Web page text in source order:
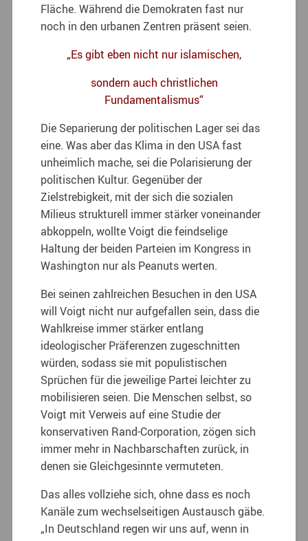
Fläche. Während die Demokraten fast nur
noch in den urbanen Zentren präsent seien.
„Es gibt eben nicht nur islamischen,
sondern auch christlichen
Fundamentalismus“
Die Separierung der politischen Lager sei das
eine. Was aber das Klima in den USA fast
unheimlich mache, sei die Polarisierung der
politischen Kultur. Gegenüber der
Zielstrebigkeit, mit der sich die sozialen
Milieus strukturell immer stärker voneinander
abkoppeln, wollte Voigt die feindselige
Haltung der beiden Parteien im Kongress in
Washington nur als Peanuts werten.
Bei seinen zahlreichen Besuchen in den USA
will Voigt nicht nur aufgefallen sein, dass die
Wahlkreise immer stärker entlang
ideologischer Präferenzen zugeschnitten
würden, sodass sie mit populistischen
Sprüchen für die jeweilige Partei leichter zu
mobilisieren seien. Die Menschen selbst, so
Voigt mit Verweis auf eine Studie der
konservativen Rand-Corporation, zögen sich
immer mehr in Nachbarschaften zurück, in
denen sie Gleichgesinnte vermuteten.
Das alles vollziehe sich, ohne dass es noch
Kanäle zum wechselseitigen Austausch gäbe.
„In Deutschland regen wir uns auf, wenn in